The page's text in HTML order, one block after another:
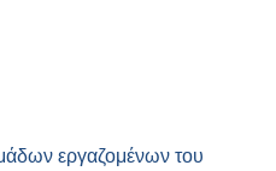
εργαζομένων του